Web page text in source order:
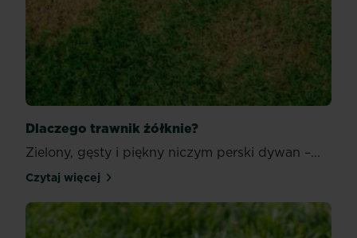
Dlaczego trawnik żółknie?
Zielony, gęsty i piękny niczym perski dywan –...
Czytaj więcejDlaczego trawnik żółknie?